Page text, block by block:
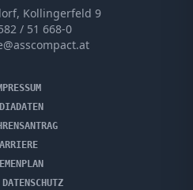
Kollingerfeld 9
/ 51 668-0